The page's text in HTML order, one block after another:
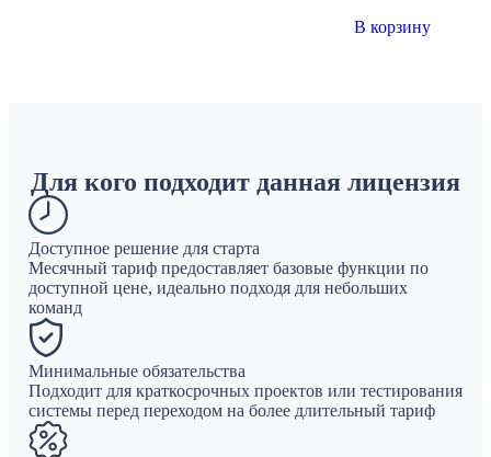
В корзину
Для кого подходит данная лицензия
Доступное решение для старта
Месячный тариф предоставляет базовые функции по
доступной цене, идеально подходя для небольших
команд
Минимальные обязательства
Подходит для краткосрочных проектов или тестирования
системы перед переходом на более длительный тариф